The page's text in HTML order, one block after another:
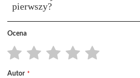
pierwszy?
Ocena
star
stars
stars
stars
stars
Autor